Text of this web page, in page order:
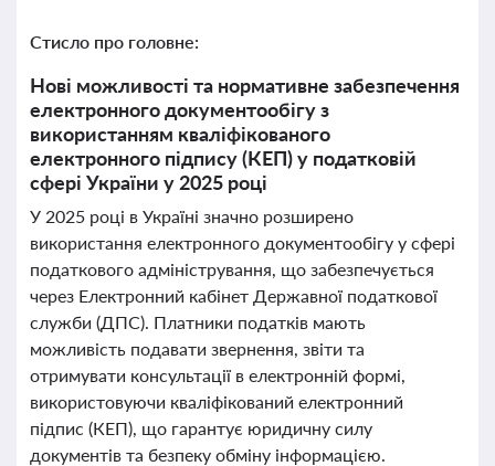
Стисло про головне:
Нові можливості та нормативне забезпечення
електронного документообігу з
використанням кваліфікованого
електронного підпису (КЕП) у податковій
сфері України у 2025 році
У 2025 році в Україні значно розширено
використання електронного документообігу у сфері
податкового адміністрування, що забезпечується
через Електронний кабінет Державної податкової
служби (ДПС). Платники податків мають
можливість подавати звернення, звіти та
отримувати консультації в електронній формі,
використовуючи кваліфікований електронний
підпис (КЕП), що гарантує юридичну силу
документів та безпеку обміну інформацією.